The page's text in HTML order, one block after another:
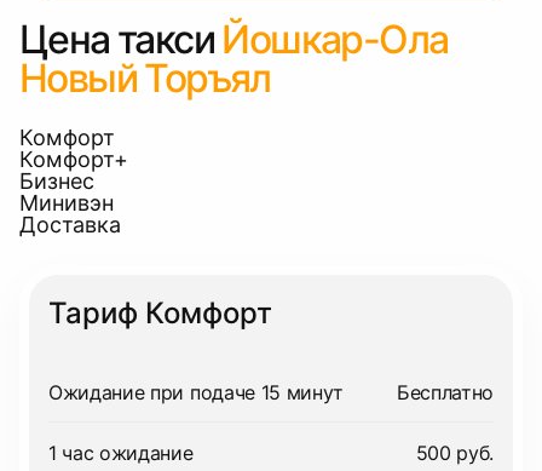
Цена такси Йошкар-Ола
Новый Торъял
Комфорт
Комфорт+
Бизнес
Минивэн
Доставка
Тариф Комфорт
Ожидание при подаче 15 минут Бесплатно
1 час ожидание 500 руб.